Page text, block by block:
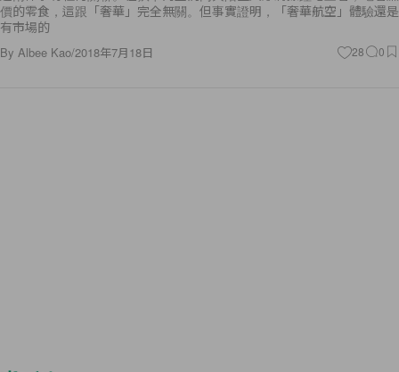
價的零食，這跟「奢華」完全無關。但事實證明，「奢華航空」體驗還是
有市場的
By Albee Kao/2018年7月18日 28 0